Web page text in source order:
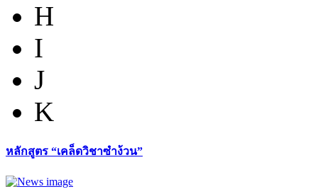
H
I
J
K
หลักสูตร “เคล็ดวิชาซำง้วน”